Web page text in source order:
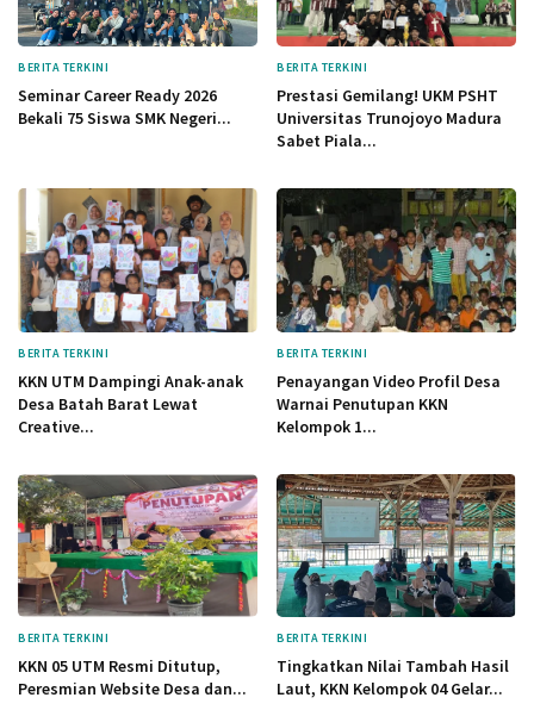
BERITA TERKINI
Seminar Career Ready 2026
Bekali 75 Siswa SMK Negeri...
BERITA TERKINI
Prestasi Gemilang! UKM PSHT
Universitas Trunojoyo Madura
Sabet Piala...
BERITA TERKINI
KKN UTM Dampingi Anak-anak
Desa Batah Barat Lewat
Creative...
BERITA TERKINI
Penayangan Video Profil Desa
Warnai Penutupan KKN
Kelompok 1...
BERITA TERKINI
KKN 05 UTM Resmi Ditutup,
Peresmian Website Desa dan...
BERITA TERKINI
Tingkatkan Nilai Tambah Hasil
Laut, KKN Kelompok 04 Gelar...